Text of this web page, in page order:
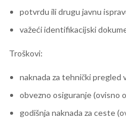
potvrdu ili drugu javnu
važeći identifikacijski
Troškovi:
naknada za tehnički pregled
obvezno osiguranje (ovisno
godišnja naknada za ceste